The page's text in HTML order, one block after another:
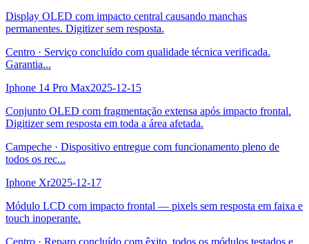
Display OLED com impacto central causando manchas
permanentes. Digitizer sem resposta.
Centro · Serviço concluído com qualidade técnica verificada.
Garantia...
Iphone 14 Pro Max2025-12-15
Conjunto OLED com fragmentação extensa após impacto frontal.
Digitizer sem resposta em toda a área afetada.
Campeche · Dispositivo entregue com funcionamento pleno de
todos os rec...
Iphone Xr2025-12-17
Módulo LCD com impacto frontal — pixels sem resposta em faixa e
touch inoperante.